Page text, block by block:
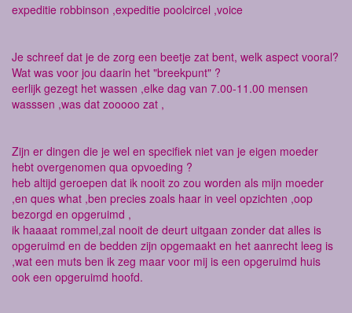
expeditie robbinson ,expeditie poolcircel ,voice
Je schreef dat je de zorg een beetje zat bent, welk aspect vooral?
Wat was voor jou daarin het "breekpunt" ?
eerlijk gezegt het wassen ,elke dag van 7.00-11.00 mensen
wasssen ,was dat zooooo zat ,
Zijn er dingen die je wel en specifiek niet van je eigen moeder
hebt overgenomen qua opvoeding ?
heb altijd geroepen dat ik nooit zo zou worden als mijn moeder
,en ques what ,ben precies zoals haar in veel opzichten ,oop
bezorgd en opgeruimd ,
ik haaaat rommel,zal nooit de deurt uitgaan zonder dat alles is
opgeruimd en de bedden zijn opgemaakt en het aanrecht leeg is
,wat een muts ben ik zeg maar voor mij is een opgeruimd huis
ook een opgeruimd hoofd.